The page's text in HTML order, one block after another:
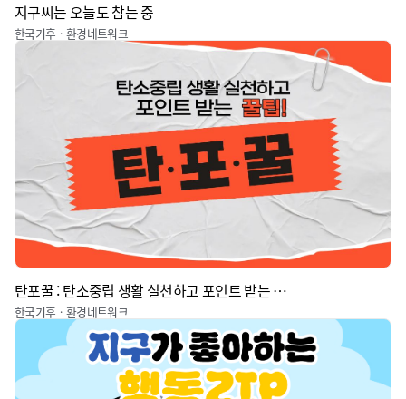
지구씨는 오늘도 참는 중
한국기후ㆍ환경네트워크
탄포꿀 : 탄소중립 생활 실천하고 포인트 받는 꿀팁
한국기후ㆍ환경네트워크